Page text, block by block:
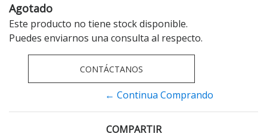
Agotado
Este producto no tiene stock disponible.
Puedes enviarnos una consulta al respecto.
CONTÁCTANOS
← Continua Comprando
COMPARTIR